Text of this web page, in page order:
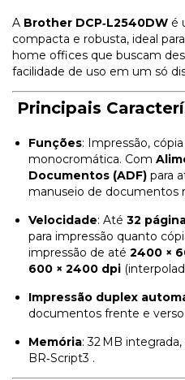
A Brother DCP‑L2540DW é
compacta e robusta, ideal
home offices que buscam
facilidade de uso em um só
Principais
Funções: Impressão,
monocromática. Com
Documentos (ADF) para
manuseio de documentos
Velocidade: Até 32
para impressão quanto
impressão de até 2400 ×
600 × 2400 dpi
Impressão duplex
documentos frente e
Memória: 32 MB
BR‑Script3 .